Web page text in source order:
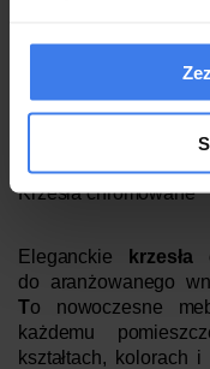
Krzesła chromowane
Eleganckie krzesła
do aranżowanego
To
nowoczesne
każdemu
kształtach, kolorach